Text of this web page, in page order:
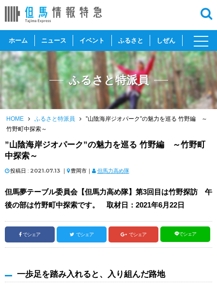
ホーム ニュース イベント ふるさと しぜん
toggle
ふるさと特派員
HOME ふるさと特派員
”山陰海岸ジオパーク”の魅力を巡る 竹野編 ～
竹野町中探索～
”山陰海岸ジオパーク”の魅力を巡る 竹野編 ～竹野町
中探索～
投稿日 : 2021.07.13 ｜ 豊岡市｜ 但馬力高め隊
但馬夢テーブル委員会【但馬力高め隊】第3回目は竹野探訪 午
後の部は竹野町中探索です。 取材日：2021年6月22日
でシェア でシェア でシェア でシェア
一歩足を踏み入れると、入り組んだ路地